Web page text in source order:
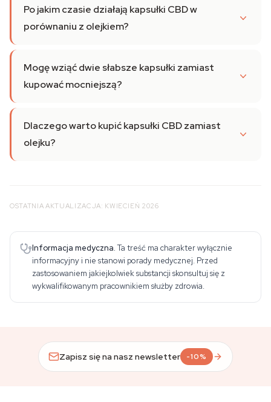
Po jakim czasie działają kapsułki CBD w
porównaniu z olejkiem?
Mogę wziąć dwie słabsze kapsułki zamiast
kupować mocniejszą?
Dlaczego warto kupić kapsułki CBD zamiast
olejku?
OSTATNIA AKTUALIZACJA: KWIECIEŃ 2026
Informacja medyczna. Ta treść ma charakter wyłącznie
informacyjny i nie stanowi porady medycznej. Przed
zastosowaniem jakiejkolwiek substancji skonsultuj się z
wykwalifikowanym pracownikiem służby zdrowia.
Zapisz się na nasz newsletter -10%